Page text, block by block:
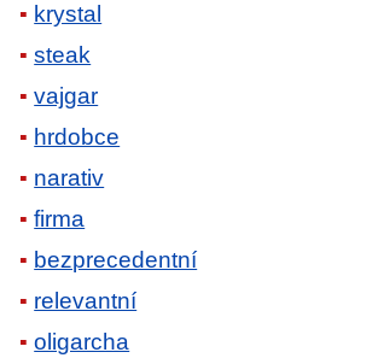
krystal
steak
vajgar
hrdobce
narativ
firma
bezprecedentní
relevantní
oligarcha